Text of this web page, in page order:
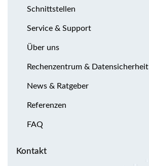
Schnittstellen
Service & Support
Über uns
Rechenzentrum & Datensicherheit
News & Ratgeber
Referenzen
FAQ
Kontakt